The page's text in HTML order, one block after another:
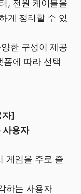
, 전원 케이블을
게 정리할 수 있
한 구성이 제공
폼에 따라 선택
자]
사용자
게임을 주로 즐
하는 사용자